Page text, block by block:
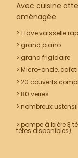
Avec cuisine
aménagée
> 1 lave vaisselle
> grand piano
> grand frigidaire
> Micro-onde,
> 20 couverts
> 80 verres
> nombreux
> pompe à bière 3
têtes disponibles).